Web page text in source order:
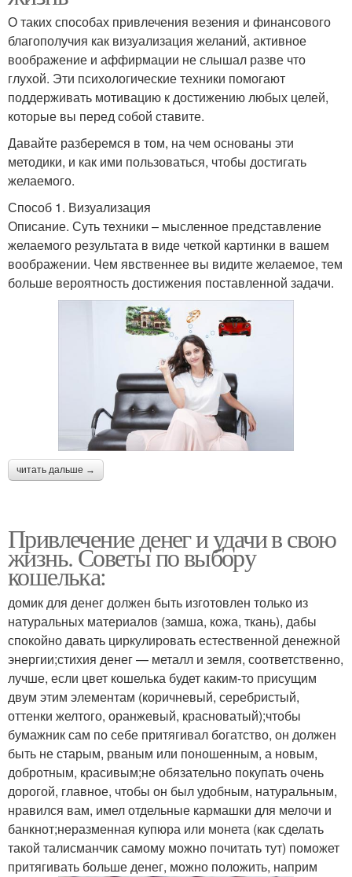
О таких способах привлечения везения и финансового
благополучия как визуализация желаний, активное
воображение и аффирмации не слышал разве что
глухой. Эти психологические техники помогают
поддерживать мотивацию к достижению любых целей,
которые вы перед собой ставите.
Давайте разберемся в том, на чем основаны эти
методики, и как ими пользоваться, чтобы достигать
желаемого.
Способ 1. Визуализация
Описание. Суть техники – мысленное представление
желаемого результата в виде четкой картинки в вашем
воображении. Чем явственнее вы видите желаемое, тем
больше вероятность достижения поставленной задачи.
читать дальше →
Привлечение денег и удачи в свою
жизнь. Советы по выбору
кошелька:
домик для денег должен быть изготовлен только из
натуральных материалов (замша, кожа, ткань), дабы
спокойно давать циркулировать естественной денежной
энергии;стихия денег — металл и земля, соответственно,
лучше, если цвет кошелька будет каким-то присущим
двум этим элементам (коричневый, серебристый,
оттенки желтого, оранжевый, красноватый);чтобы
бумажник сам по себе притягивал богатство, он должен
быть не старым, рваным или поношенным, а новым,
добротным, красивым;не обязательно покупать очень
дорогой, главное, чтобы он был удобным, натуральным,
нравился вам, имел отдельные кармашки для мелочи и
банкнот;неразменная купюра или монета (как сделать
такой талисманчик самому можно почитать тут) поможет
притягивать больше денег, можно положить, наприм